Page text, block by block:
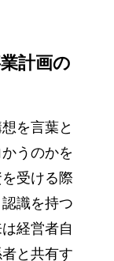
計画の
を言葉と
うのかを
受ける際
識を持つ
経営者自
と共有す